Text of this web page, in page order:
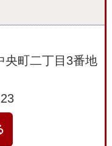
央町二丁目3番地